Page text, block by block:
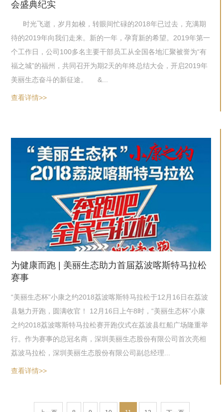
会盛典纪实
时光飞逝，岁月如梭，转眼间忙碌的2018年已过去，充满期
待的2019年向我们走来。新的一年，孕育新的希望。2019年第一
个工作日，公司100多名主要干部员工从全国各地汇聚被誉为“有
福之城”的福州，共同召开为期2天的年终总结大会，开启2019年
美丽生态奋斗的新征途。 &...
查看详情>>
为健康而跑 | 美丽生态助力首届荔波喀斯特马拉松
赛事
“美丽生态杯”小康之约2018荔波喀斯特马拉松于12月16日在荔波
县魅力开跑，圆满收官！ 12月16日上午8时，“美丽生态杯”小康
之约2018荔波喀斯特马拉松赛开跑仪式在荔波县红船广场隆重举
行。作为赛事的总冠名商，深圳美丽生态股份有限公司首次亮相
荔波马拉松，深圳美丽生态股份有限公司副总经理...
查看详情>>